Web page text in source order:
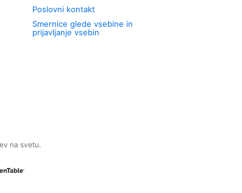
Poslovni kontakt
Smernice glede vsebine in
prijavljanje vsebin
na svetu.